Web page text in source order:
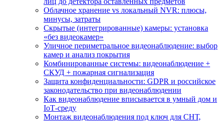
Облачное хранение vs локальный NVR: плюсы,
минусы, затраты
Скрытые (интегрированные) камеры: установка
«без видеокамер»
Уличное периметральное видеонаблюдение: выбор
камер и анализ покрытия
Комбинированные системы: видеонаблюдение +
СКУД + пожарная сигнализация
Защита конфиденциальности: GDPR и российское
законодательство при видеонаблюдении
Как видеонаблюдение вписывается в умный дом и
IoT‑среду
Монтаж видеонаблюдения под ключ для СНТ,